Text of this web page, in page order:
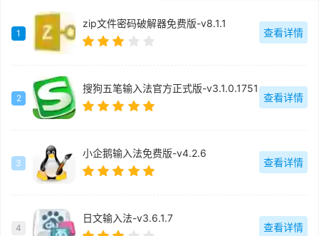
1
zip文件密码破解器免费版-v8.1.1
查看详情
2
搜狗五笔输入法官方正式版-v3.1.0.1751
查看详情
3
小企鹅输入法免费版-v4.2.6
查看详情
4
日文输入法-v3.6.1.7
查看详情